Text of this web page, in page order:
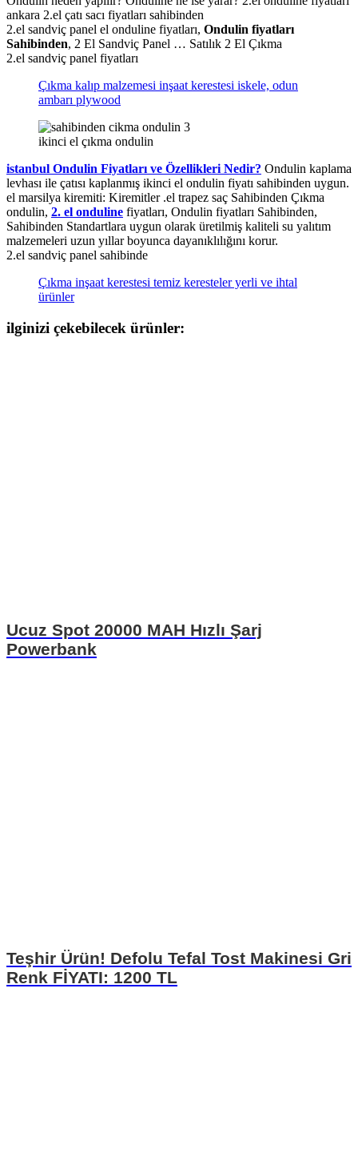
ankara 2.el çatı sacı fiyatları sahibinden
2.el sandviç panel el onduline fiyatları, Ondulin fiyatları
Sahibinden, 2 El Sandviç Panel … Satılık 2 El Çıkma
2.el sandviç panel fiyatları
Çıkma kalıp malzemesi inşaat kerestesi iskele, odun
ambarı plywood
ikinci el çıkma ondulin
istanbul Ondulin Fiyatları ve Özellikleri Nedir? Ondulin kaplama
levhası ile çatısı kaplanmış ikinci el ondulin fiyatı sahibinden uygun.
el marsilya kiremiti: Kiremitler .el trapez saç Sahibinden Çıkma
ondulin, 2. el onduline fiyatları, Ondulin fiyatları Sahibinden,
Sahibinden Standartlara uygun olarak üretilmiş kaliteli su yalıtım
malzemeleri uzun yıllar boyunca dayanıklılığını korur.
2.el sandviç panel sahibinde
Çıkma inşaat kerestesi temiz keresteler yerli ve ihtal
ürünler
ilginizi çekebilecek ürünler:
Ucuz Spot 20000 MAH Hızlı Şarj
Powerbank
Teşhir Ürün! Defolu Tefal Tost Makinesi Gri
Renk FİYATI: 1200 TL